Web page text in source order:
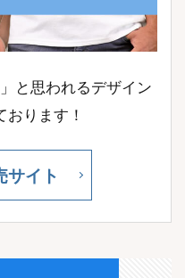
と思われるデザイン
おります！
サイト